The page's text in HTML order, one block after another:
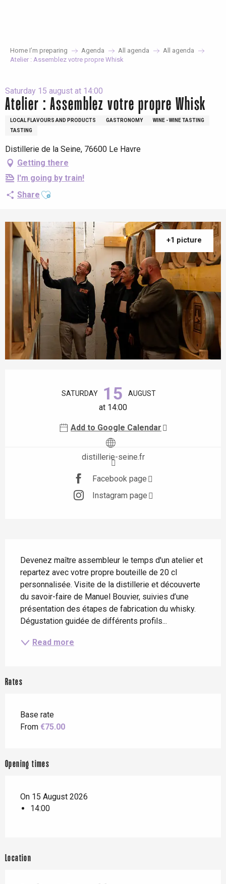
Home I’m preparing Agenda All agenda
All agenda
Atelier : Assemblez votre propre Whisk
Saturday 15 august at 14:00
Atelier : Assemblez votre propre Whisk
LOCAL FLAVOURS AND PRODUCTS GASTRONOMY
WINE - WINE TASTING
TASTING
Distillerie de la Seine, 76600 Le Havre
Getting there
I'm going by train!
Share Ajouter aux favoris
+1 picture
SATURDAY 15 AUGUST
at 14:00
Add to Google Calendar
distillerie-seine.fr
Facebook page
Instagram page
Devenez maître assembleur le temps d'un atelier et
repartez avec votre propre bouteille de 20 cl
personnalisée. Visite de la distillerie et découverte
du savoir-faire de Manuel Bouvier, suivies d’une
présentation des étapes de fabrication du whisky.
Dégustation guidée de différents profils...
Read more
Rates
Base rate
From €75.00
Opening times
On 15 August 2026
14:00
Location